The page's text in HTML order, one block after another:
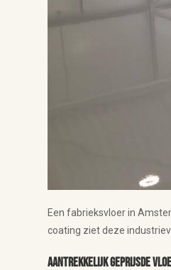
Een fabrieksvloer in
coating ziet deze
Aantrekkelijk geprijsde